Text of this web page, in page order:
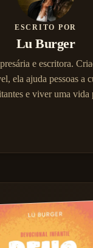
ESCRITO POR
Lu Burger
e escritora.
ela ajuda pessoas a
e viver uma vida